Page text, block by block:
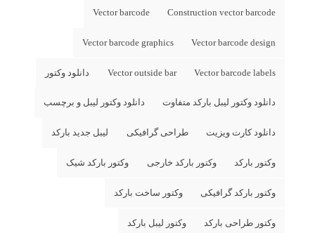
Construction vector barcode
Vector barcode
Vector barcode design
Vector barcode graphics
Vector barcode labels
Vector outside bar دانلود وکتور
دانلود وکتور لیبل بارکد متفاوت دانلود وکتور لیبل و برچسب
دانلود کارت ویزیت طراحی گرافیکی لیبل جدید بارکد
وکتور بارکد وکتور بارکد خارجی وکتور بارکد شیک
وکتور بارکد گرافیکی وکتور ساخت بارکد
وکتور طراحی بارکد وکتور لیبل بارکد